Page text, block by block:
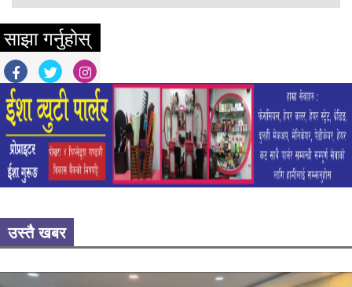
साझा गर्नुहोस्
उस्तै खबर